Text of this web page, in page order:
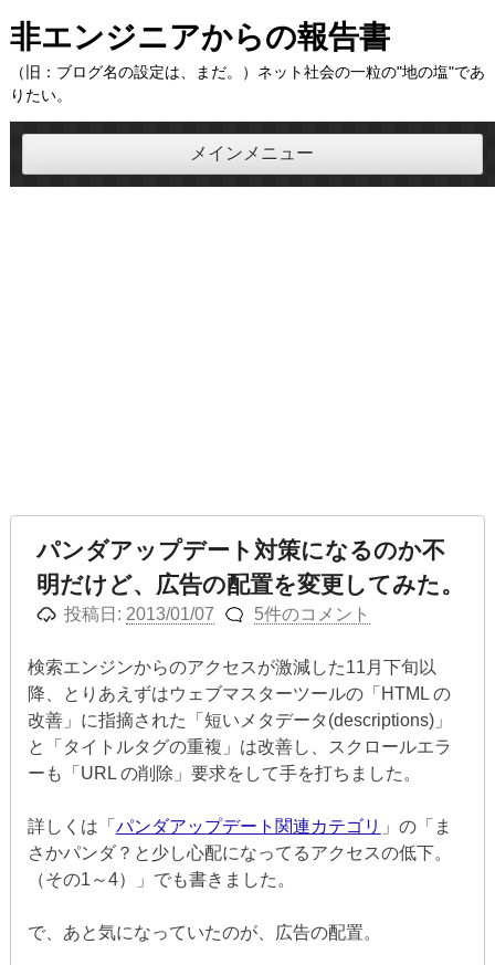
コ
ン
テ
ン
ツ
ス
非エンジニアからの報告書
（旧：ブログ名の設定は、まだ。）ネット社会の一粒の"地の塩"であ
りたい。
メインメニュー
パンダアップデート対策になるのか不
明だけど、広告の配置を変更してみた。
投稿日: 2013/01/07 5件のコメント
検索エンジンからのアクセスが激減した11月下旬以
降、とりあえずはウェブマスターツールの「HTML の
改善」に指摘された「短いメタデータ(descriptions)」
と「タイトルタグの重複」は改善し、スクロールエラ
ーも「URL の削除」要求をして手を打ちました。
詳しくは「 パンダアップデート関連カテゴリ 」の「ま
さかパンダ？と少し心配になってるアクセスの低下。
（その1～4）」でも書きました。
で、あと気になっていたのが、広告の配置。